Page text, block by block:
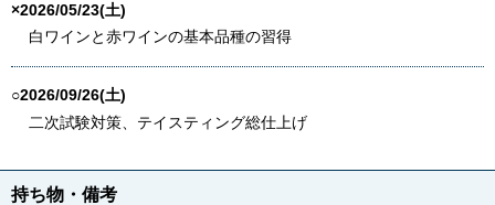
×2026/05/23(土)
白ワインと赤ワインの基本品種の習得
○2026/09/26(土)
二次試験対策、テイスティング総仕上げ
持ち物・備考